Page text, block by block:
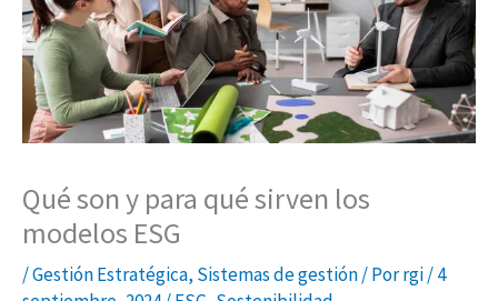
Qué son y para qué sirven los
modelos ESG
/Gestión Estratégica, Sistemas de gestión/ Porrgi/4
para
qué
sirven
los
modelos
del
dólar
y
su
efecto
de
de
Interés